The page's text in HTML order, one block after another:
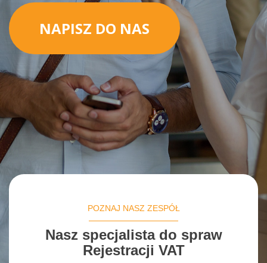
NAPISZ DO NAS
POZNAJ NASZ ZESPÓŁ
Nasz specjalista do spraw
Rejestracji VAT